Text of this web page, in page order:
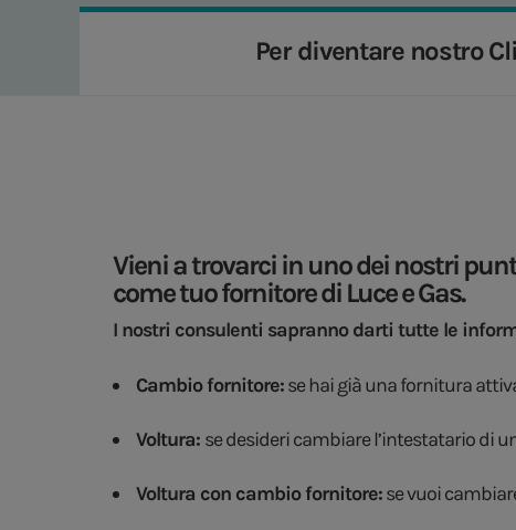
Per diventare nostro
Vieni a trovarci in uno dei nostri
come tuo fornitore di Luce e Gas.
I nostri consulenti sapranno darti tutte le
Cambio fornitore:se hai già una fornitura
Voltura: se desideri cambiare l’intestatario di
Voltura con cambio fornitore:se vuoi